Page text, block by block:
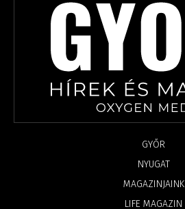
GYŐR
NYUGAT
MAGAZINJAINK
LIFE MAGAZIN